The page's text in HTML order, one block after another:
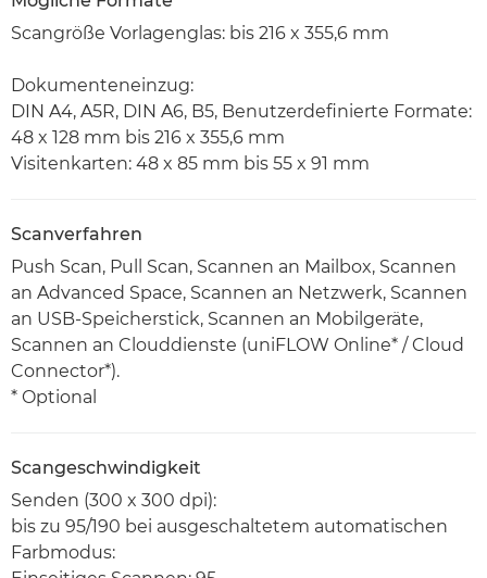
Scangröße Vorlagenglas: bis 216 x 355,6 mm
Dokumenteneinzug:
DIN A4, A5R, DIN A6, B5, Benutzerdefinierte Formate:
48 x 128 mm bis 216 x 355,6 mm
Visitenkarten: 48 x 85 mm bis 55 x 91 mm
Scanverfahren
Push Scan, Pull Scan, Scannen an Mailbox, Scannen
an Advanced Space, Scannen an Netzwerk, Scannen
an USB-Speicherstick, Scannen an Mobilgeräte,
Scannen an Clouddienste (uniFLOW Online* / Cloud
Connector*).
* Optional
Scangeschwindigkeit
Senden (300 x 300 dpi):
bis zu 95/190 bei ausgeschaltetem automatischen
Farbmodus: